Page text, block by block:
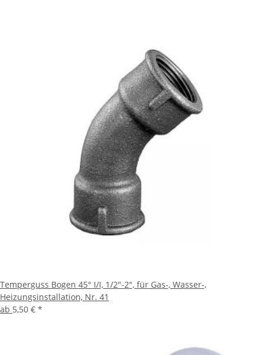
Temperguss Bogen 45° I/I, 1/2"-2", für Gas-, Wasser-,
Heizungsinstallation, Nr. 41
ab 5,50 € *